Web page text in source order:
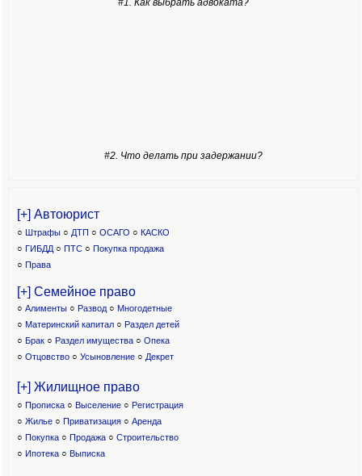
#2. Что делать при задержании?
[+] Автоюрист
○ Штрафы ○ ДТП ○ ОСАГО ○ КАСКО
○ ГИБДД ○ ПТС ○ Покупка продажа
○ Права
[+] Семейное право
○ Алименты ○ Развод ○ Многодетные
○ Материнский капитал○ Раздел детей
○ Брак ○ Раздел имущества ○ Опека
○ Отцовство○ Усыновление ○ Декрет
[+] Жилищное право
○ Прописка ○ Выселение ○ Регистрация
○ Жилье ○ Приватизация ○ Аренда
○ Покупка ○ Продажа ○ Строительство
○ Ипотека ○ Выписка